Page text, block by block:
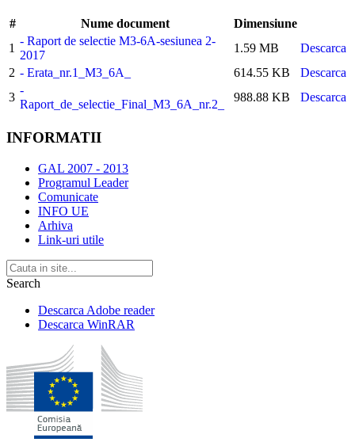
# Nume document
Dimensiune
1
- Raport de selectie M3-6A-sesiunea 2-
2017
1.59 MB
Descarca
2 - Erata_nr.1_M3_6A_ 614.55 KB
Descarca
3
-
Raport_de_selectie_Final_M3_6A_nr.2_
988.88 KB Descarca
INFORMATII
GAL 2007 - 2013
Programul Leader
Comunicate
INFO UE
Arhiva
Link-uri utile
Search
Descarca Adobe reader
Descarca WinRAR